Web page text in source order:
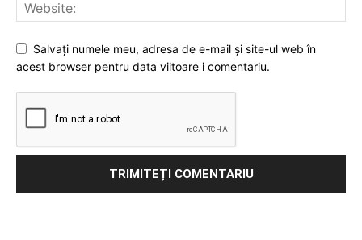
Salvați numele meu, adresa de e-mail și site-ul web în
acest browser pentru data viitoare i comentariu.